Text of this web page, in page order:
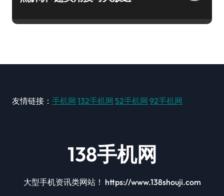
友情链接： 手机网 132手机网 52手机网 92手机网
138手机网
大型手机资讯类网站！ https://www.138shouji.com